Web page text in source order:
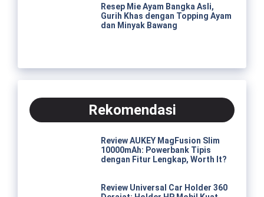
Resep Mie Ayam Bangka Asli,
Gurih Khas dengan Topping Ayam
dan Minyak Bawang
Rekomendasi
Review AUKEY MagFusion Slim
10000mAh: Powerbank Tipis
dengan Fitur Lengkap, Worth It?
Review Universal Car Holder 360